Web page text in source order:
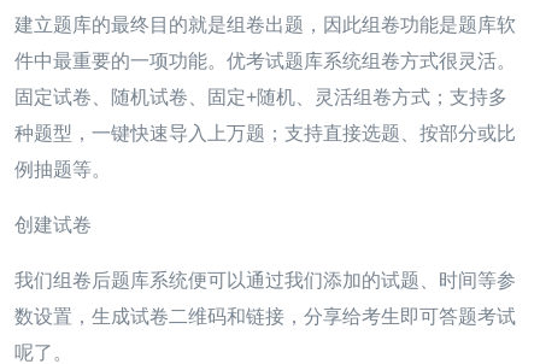
建立题库的最终目的就是组卷出题，因此组卷功能是题库软
件中最重要的一项功能。优考试题库系统组卷方式很灵活。
固定试卷、随机试卷、固定+随机、灵活组卷方式；支持多
种题型，一键快速导入上万题；支持直接选题、按部分或比
例抽题等。
创建试卷
我们组卷后题库系统便可以通过我们添加的试题、时间等参
数设置，生成试卷二维码和链接，分享给考生即可答题考试
呢了。